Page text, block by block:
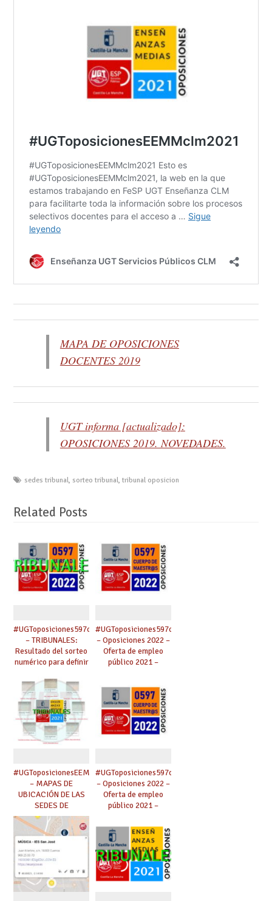
MAPA DE OPOSICIONES
DOCENTES 2019
UGT informa [actualizado]:
OPOSICIONES 2019. NOVEDADES.
sedes tribunal, sorteo tribunal, tribunal oposicion
Related Posts
#UGToposiciones597clm2022
– TRIBUNALES:
Resultado del sorteo
numérico para definir
de los cuales se
designarán los
miembros de
tribunal.
#UGToposiciones597clm2022
– Oposiciones 2022 –
Oferta de empleo
público 2021 –
y AAEE, Inspección.
#UGToposicionesEEMMclm2021
– MAPAS DE
UBICACIÓN DE LAS
SEDES DE
TRIBUNALES.
#UGToposiciones597clm2022
– Oposiciones 2022 –
Oferta de empleo
público 2021 –
Catedráticos Música
y AAEE, Inspección.